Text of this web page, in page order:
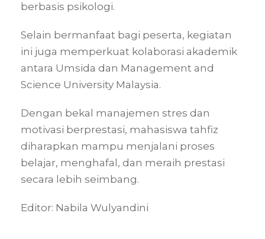
berbasis psikologi.
Selain bermanfaat bagi peserta, kegiatan
ini juga memperkuat kolaborasi akademik
antara Umsida dan Management and
Science University Malaysia.
Dengan bekal manajemen stres dan
motivasi berprestasi, mahasiswa tahfiz
diharapkan mampu menjalani proses
belajar, menghafal, dan meraih prestasi
secara lebih seimbang.
Editor: Nabila Wulyandini